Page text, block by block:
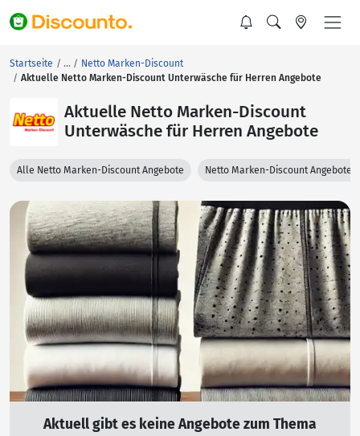
Startseite
Netto Marken-Discount
Aktuelle Netto Marken-Discount Unterwäsche für Herren Angebote
Aktuelle Netto Marken-Discount
Unterwäsche für Herren Angebote
Alle Netto Marken-Discount Angebote Netto Marken-Discount Angebote
Aktuell gibt es keine Angebote zum Thema